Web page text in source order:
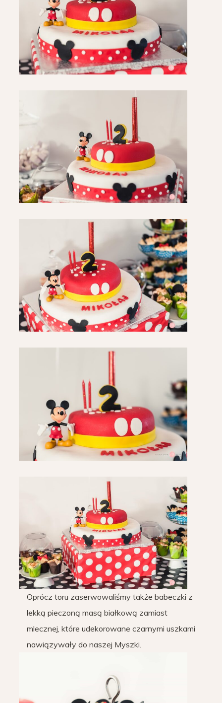
Oprócz toru zaserwowaliśmy także babeczki z
lekką pieczoną masą białkową zamiast
mlecznej, które udekorowane czarnymi uszkami
nawiązywały do naszej Myszki.